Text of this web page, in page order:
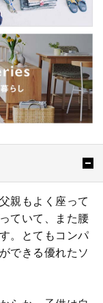
親もよく座って
ていて、また腰
。とてもコンパ
できる優れたソ